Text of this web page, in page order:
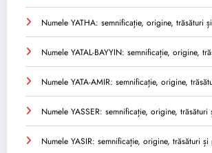
Numele YATHA: semnificație, origine, trăsături
Numele YATAL-BAYYIN: semnificație, origine,
Numele YATA-AMIR: semnificație, origine,
Numele YASSER: semnificație, origine,
Numele YASIR: semnificație, origine, trăsături și